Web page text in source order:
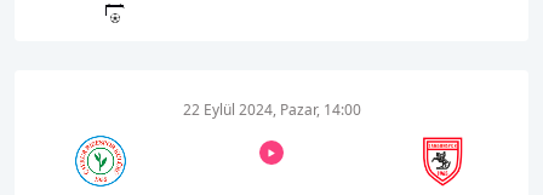
22 Eylül 2024, Pazar, 14:00